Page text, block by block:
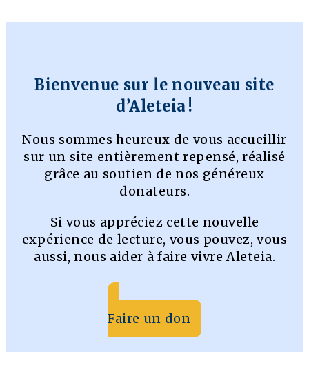
Bienvenue sur le nouveau site
d’Aleteia !
Nous sommes heureux de vous accueillir
sur un site entièrement repensé, réalisé
grâce au soutien de nos généreux
donateurs.
Si vous appréciez cette nouvelle
expérience de lecture, vous pouvez, vous
aussi, nous aider à faire vivre Aleteia.
Faire un don